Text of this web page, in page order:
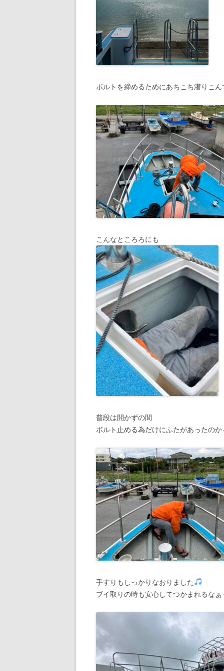
ボルトを締めるためにあちこち潜りこん
こんなところろにも
普段は開かずの間
ボルト止める為だけにふたがあったのか
手すりもしっかりなおりました
ブイ取りの時も安心してつかまれるなぁ